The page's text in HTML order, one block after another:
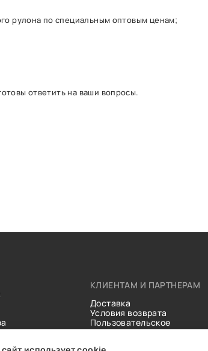
рулона по специальным оптовым ценам;
ответить на ваши вопросы.
КЛИЕНТАМ И ПАРТНЕРАМ
Доставка
Условия возврата
Пользовательское
соглашение